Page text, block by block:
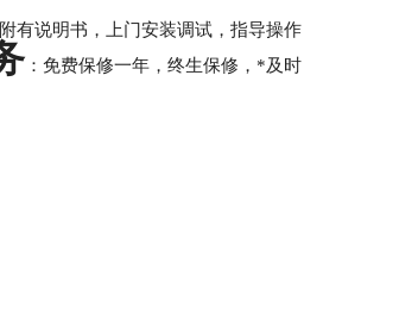
附有说明书，上门安装调试，指导操作
：免费保修一年，终生保修，*及时